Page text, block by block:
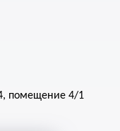
помещение 4/1